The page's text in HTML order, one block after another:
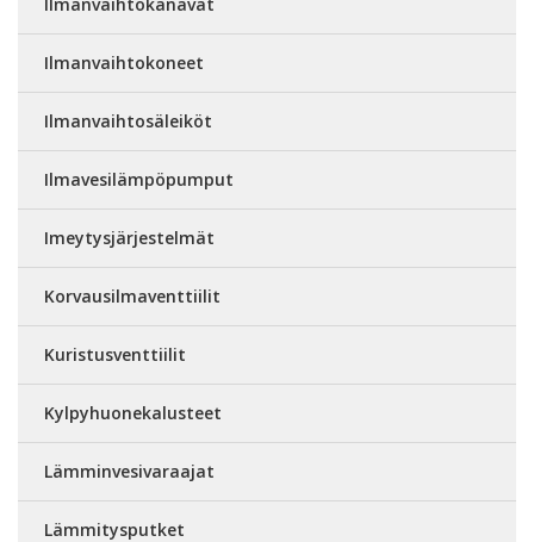
Ilmanvaihtokoneet
Ilmanvaihtosäleiköt
Ilmavesilämpöpumput
Imeytysjärjestelmät
Korvausilmaventtiilit
Kuristusventtiilit
Kylpyhuonekalusteet
Lämminvesivaraajat
Lämmitysputket